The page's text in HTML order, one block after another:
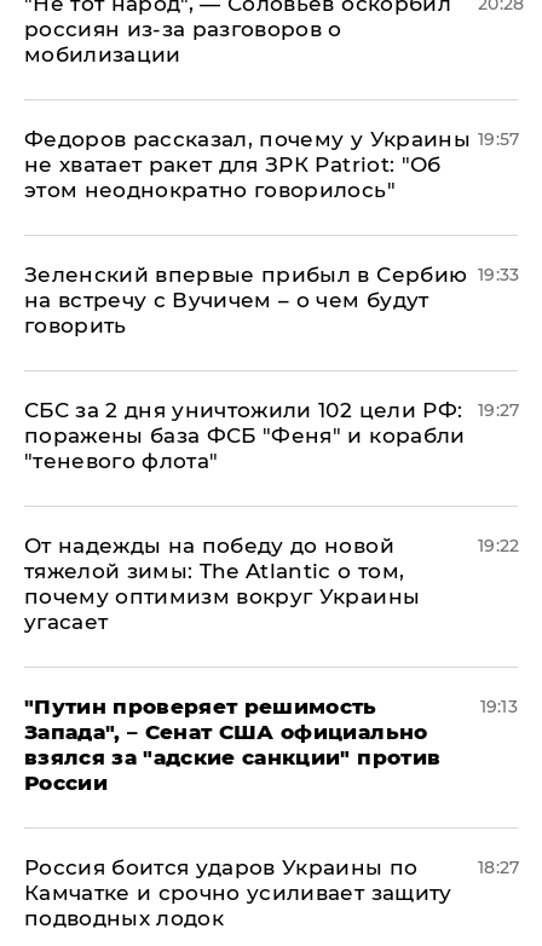
россиян из-за разговоров о
мобилизации
Федоров рассказал, почему у Украины
не хватает ракет для ЗРК Patriot: "Об
этом неоднократно говорилось"
19:57
Зеленский впервые прибыл в Сербию
на встречу с Вучичем – о чем будут
говорить
19:33
СБС за 2 дня уничтожили 102 цели РФ:
поражены база ФСБ "Феня" и корабли
"теневого флота"
19:27
От надежды на победу до новой
тяжелой зимы: The Atlantic о том,
почему оптимизм вокруг Украины
угасает
19:22
"Путин проверяет решимость
Запада", – Сенат США официально
взялся за "адские санкции" против
России
19:13
Россия боится ударов Украины по
Камчатке и срочно усиливает защиту
подводных лодок
18:27